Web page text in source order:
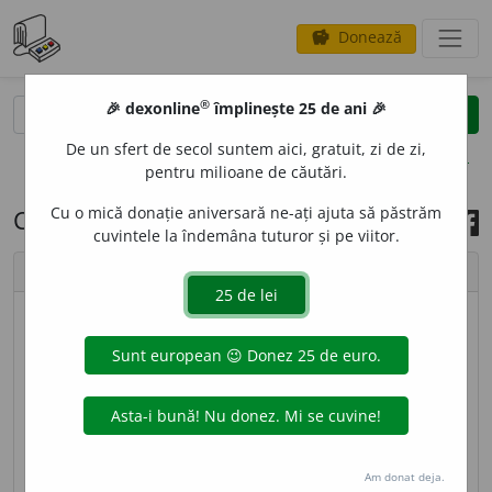
savings Donează
opțiuni
Cuvântul zilei, 24 martie 2022
© imagine Ștefania
camerata sf[At:DN3/Pl: ~te/E: it camerata] Grup
de intelectuali melomani.
🎉 dexonline® împlinește 25 de ani 🎉
De un sfert de secol suntem aici, gratuit, zi de zi,
pentru milioane de căutări.
Cu o mică donație aniversară ne-ați ajuta să păstrăm
cuvintele la îndemâna tuturor și pe viitor.
Am donat deja.